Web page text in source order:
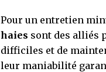
Pour un entretien
haies sont des alliés
difficiles et de
leur maniabilité